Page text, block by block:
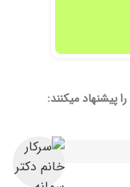
را پیشنهاد میکنند: